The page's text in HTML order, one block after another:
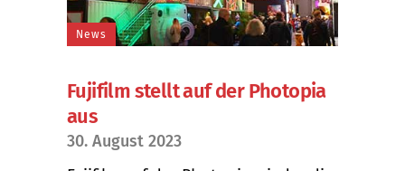
News
Fujifilm stellt auf der Photopia
aus
30. August 2023